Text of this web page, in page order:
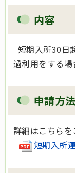
内容
短期入所30日
過利用をする場
申請方
詳細はこちらを
短期入所